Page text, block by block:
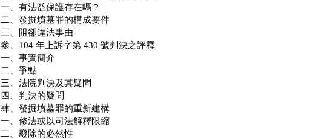
一、有法益保護存在嗎？
二、發掘墳墓罪的構成要件
三、阻卻違法事由
參、104 年上訴字第 430 號判決之評釋
一、事實簡介
二、爭點
三、法院判決及其疑問
四、判決的疑問
肆、發掘墳墓罪的重新建構
一、修法或以司法解釋限縮
二、廢除的必然性